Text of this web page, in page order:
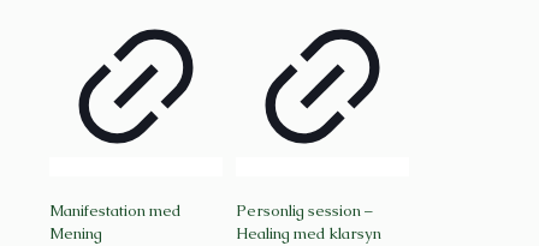
Manifestation med
Mening
Personlig session –
Healing med klarsyn